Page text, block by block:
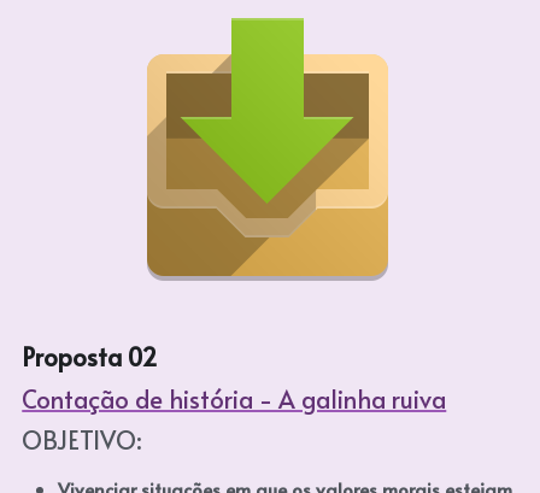
Proposta 02
Contação de história - A galinha ruiva
OBJETIVO: